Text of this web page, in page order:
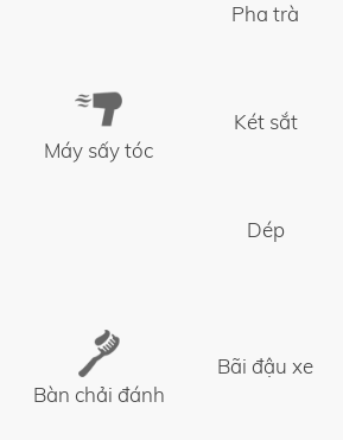
Pha trà
Máy sấy tóc
Két sắt
Dép
Bàn chải đánh
Bãi đậu xe